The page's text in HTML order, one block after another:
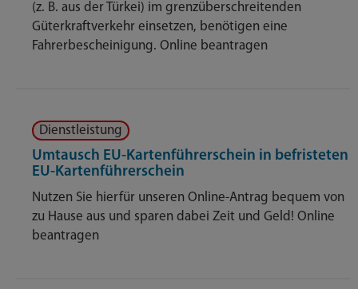
(z. B. aus der Türkei) im grenzüberschreitenden
Güterkraftverkehr einsetzen, benötigen eine
Fahrerbescheinigung. Online beantragen
Dienstleistung
Umtausch EU-Kartenführerschein in befristeten
EU-Kartenführerschein
Nutzen Sie hierfür unseren Online-Antrag bequem von
zu Hause aus und sparen dabei Zeit und Geld! Online
beantragen